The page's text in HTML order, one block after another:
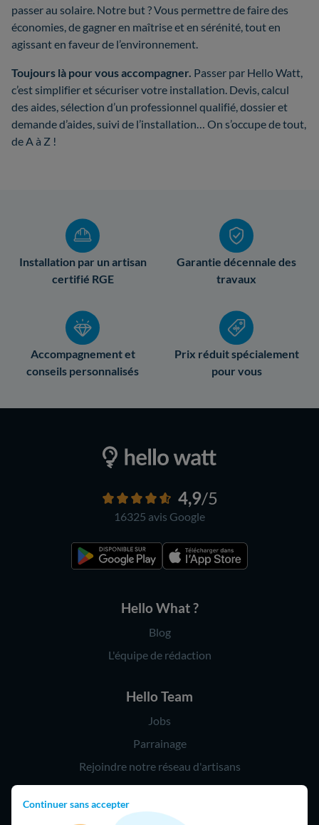
Continuer sans accepter
passer au solaire. Notre but ? Vous permettre de faire des
économies, de gagner en maîtrise et en sérénité, tout en
agissant en faveur de l’environnement.
Toujours là pour vous accompagner. Passer par Hello Watt,
c’est simplifier et sécuriser votre installation. Devis, calcul
des aides, sélection d’un professionnel qualifié, dossier et
demande d’aides, suivi de l’installation… On s’occupe de tout,
de A à Z !
Installation par un artisan
certifié RGE
Garantie décennale des
travaux
Accompagnement et
conseils personnalisés
Prix réduit spécialement
pour vous
4,9/5
16325 avis Google
Hello What ?
Blog
L'équipe de rédaction
Hello Team
Jobs
Parrainage
Rejoindre notre réseau d'artisans
Hello !